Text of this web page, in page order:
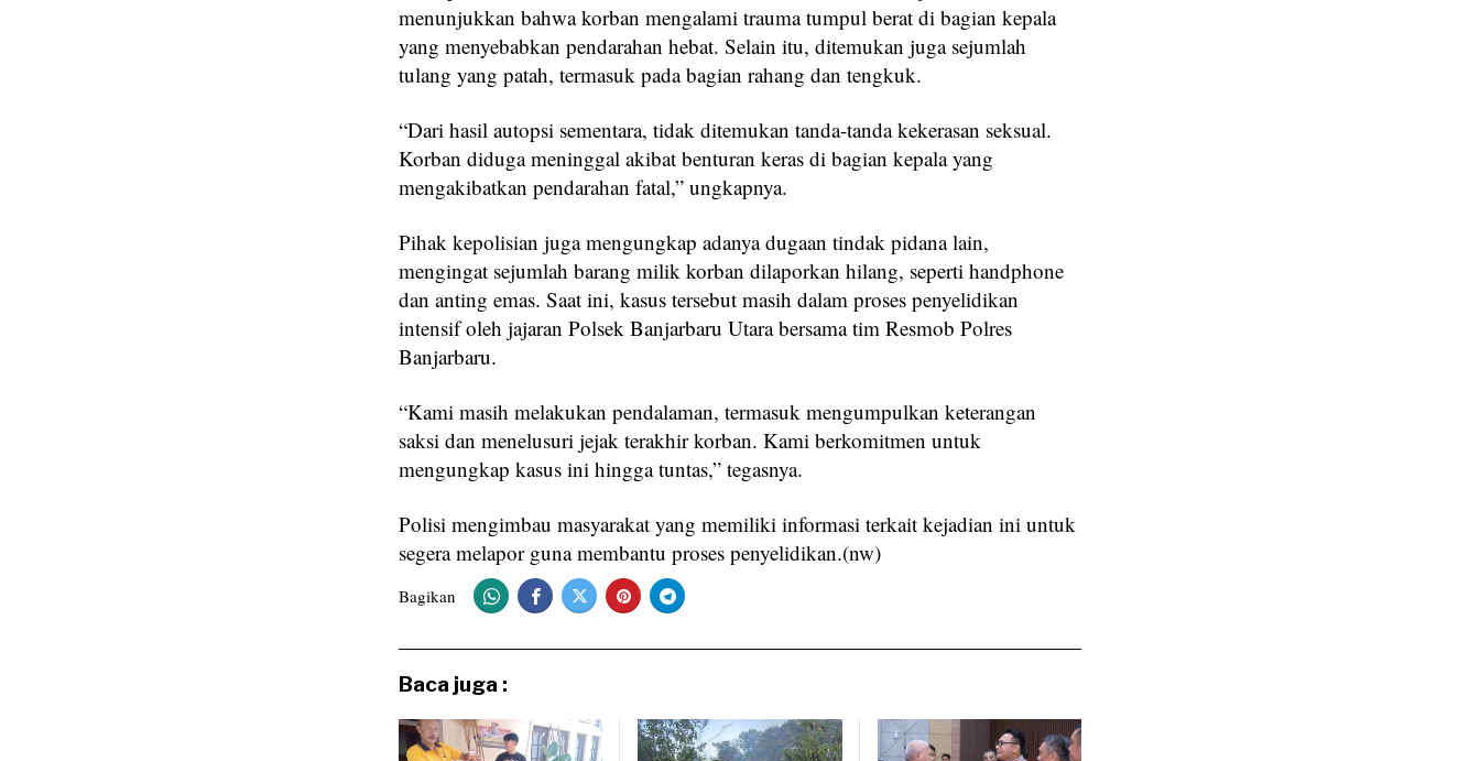
menunjukkan bahwa korban mengalami trauma tumpul berat di bagian kepala
yang menyebabkan pendarahan hebat. Selain itu, ditemukan juga sejumlah
tulang yang patah, termasuk pada bagian rahang dan tengkuk.
“Dari hasil autopsi sementara, tidak ditemukan tanda-tanda kekerasan seksual.
Korban diduga meninggal akibat benturan keras di bagian kepala yang
mengakibatkan pendarahan fatal,” ungkapnya.
Pihak kepolisian juga mengungkap adanya dugaan tindak pidana lain,
mengingat sejumlah barang milik korban dilaporkan hilang, seperti handphone
dan anting emas. Saat ini, kasus tersebut masih dalam proses penyelidikan
intensif oleh jajaran Polsek Banjarbaru Utara bersama tim Resmob Polres
Banjarbaru.
“Kami masih melakukan pendalaman, termasuk mengumpulkan keterangan
saksi dan menelusuri jejak terakhir korban. Kami berkomitmen untuk
mengungkap kasus ini hingga tuntas,” tegasnya.
Polisi mengimbau masyarakat yang memiliki informasi terkait kejadian ini untuk
segera melapor guna membantu proses penyelidikan.(nw)
Bagikan
Baca juga :